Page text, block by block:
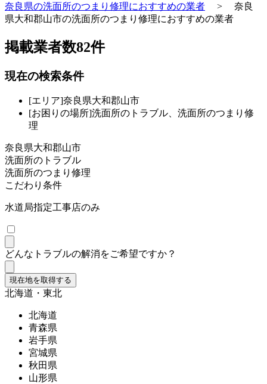
奈良県の洗面所のつまり修理におすすめの業者 > 奈良
県大和郡山市の洗面所のつまり修理におすすめの業者
掲載業者数82件
現在の検索条件
[エリア]奈良県大和郡山市
[お困りの場所]洗面所のトラブル、洗面所のつまり修
理
奈良県大和郡山市
洗面所のトラブル
洗面所のつまり修理
こだわり条件
水道局指定工事店のみ
どんなトラブルの解消をご希望ですか？
現在地を取得する
北海道・東北
北海道
青森県
岩手県
宮城県
秋田県
山形県